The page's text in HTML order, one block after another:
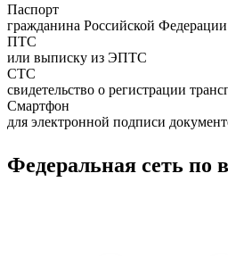
Паспорт
гражданина Российской Федерации
ПТС
или выписку из ЭПТС
СТС
свидетельство о регистрации
Смартфон
для электронной подписи
Федеральная сеть по